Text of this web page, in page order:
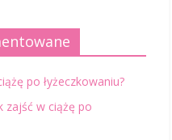
po łyżeczkowaniu?
zajść w ciążę po